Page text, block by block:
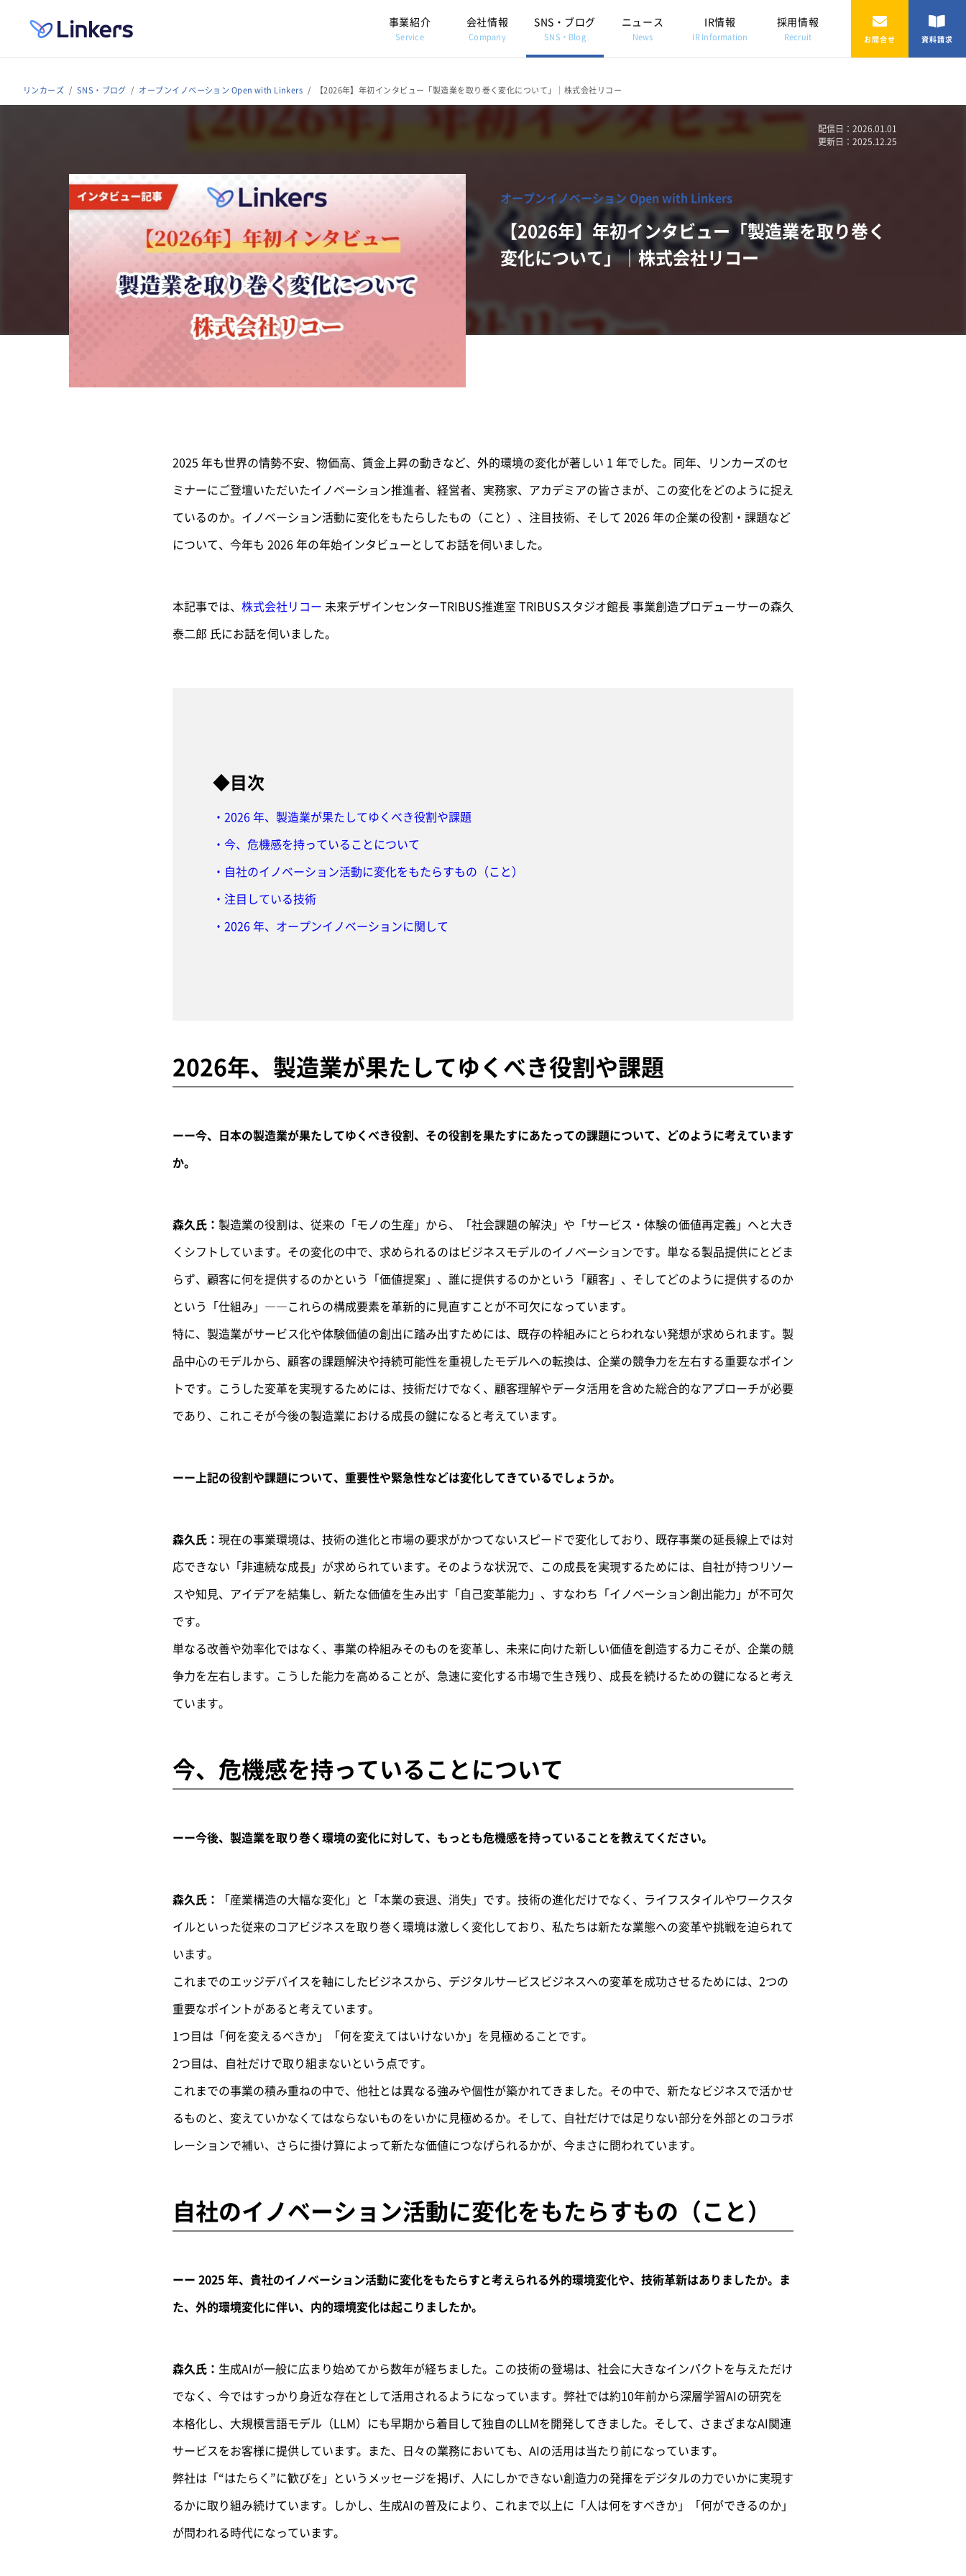
事業紹介
Service
会社情報
Company
SNS・ブログ
SNS・Blog
ニュース
News
IR情報
IR Information
採用情報
Recruit お問合せ 資料請求
リンカーズ SNS・ブログ オープンイノベーション Open with Linkers 【2026年】年初インタビュー「製造業を取り巻く変化について」｜株式会社リコー
配信日：2026.01.01
更新日：2025.12.25
オープンイノベーション Open with Linkers
【2026年】年初インタビュー「製造業を取り巻く
変化について」｜株式会社リコー
2025 年も世界の情勢不安、物価高、賃金上昇の動きなど、外的環境の変化が著しい 1 年でした。同年、リンカーズのセ
ミナーにご登壇いただいたイノベーション推進者、経営者、実務家、アカデミアの皆さまが、この変化をどのように捉え
ているのか。イノベーション活動に変化をもたらしたもの（こと）、注目技術、そして 2026 年の企業の役割・課題など
について、今年も 2026 年の年始インタビューとしてお話を伺いました。
本記事では、 株式会社リコー 未来デザインセンターTRIBUS推進室 TRIBUSスタジオ館長 事業創造プロデューサーの森久
泰二郎 氏にお話を伺いました。
◆目次
・2026 年、製造業が果たしてゆくべき役割や課題
・今、危機感を持っていることについて
・自社のイノベーション活動に変化をもたらすもの（こと）
・注目している技術
・2026 年、オープンイノベーションに関して
2026年、製造業が果たしてゆくべき役割や課題
ーー今、日本の製造業が果たしてゆくべき役割、その役割を果たすにあたっての課題について、どのように考えています
か。
森久氏： 製造業の役割は、従来の「モノの生産」から、「社会課題の解決」や「サービス・体験の価値再定義」へと大き
くシフトしています。その変化の中で、求められるのはビジネスモデルのイノベーションです。単なる製品提供にとどま
らず、顧客に何を提供するのかという「価値提案」、誰に提供するのかという「顧客」、そしてどのように提供するのか
という「仕組み」――これらの構成要素を革新的に見直すことが不可欠になっています。
特に、製造業がサービス化や体験価値の創出に踏み出すためには、既存の枠組みにとらわれない発想が求められます。製
品中心のモデルから、顧客の課題解決や持続可能性を重視したモデルへの転換は、企業の競争力を左右する重要なポイン
トです。こうした変革を実現するためには、技術だけでなく、顧客理解やデータ活用を含めた総合的なアプローチが必要
であり、これこそが今後の製造業における成長の鍵になると考えています。
ーー上記の役割や課題について、重要性や緊急性などは変化してきているでしょうか。
森久氏： 現在の事業環境は、技術の進化と市場の要求がかつてないスピードで変化しており、既存事業の延長線上では対
応できない「非連続な成長」が求められています。そのような状況で、この成長を実現するためには、自社が持つリソー
スや知見、アイデアを結集し、新たな価値を生み出す「自己変革能力」、すなわち「イノベーション創出能力」が不可欠
です。
単なる改善や効率化ではなく、事業の枠組みそのものを変革し、未来に向けた新しい価値を創造する力こそが、企業の競
争力を左右します。こうした能力を高めることが、急速に変化する市場で生き残り、成長を続けるための鍵になると考え
ています。
今、危機感を持っていることについて
ーー今後、製造業を取り巻く環境の変化に対して、もっとも危機感を持っていることを教えてください。
森久氏： 「産業構造の大幅な変化」と「本業の衰退、消失」です。技術の進化だけでなく、ライフスタイルやワークスタ
イルといった従来のコアビジネスを取り巻く環境は激しく変化しており、私たちは新たな業態への変革や挑戦を迫られて
います。
これまでのエッジデバイスを軸にしたビジネスから、デジタルサービスビジネスへの変革を成功させるためには、2つの
重要なポイントがあると考えています。
1つ目は「何を変えるべきか」「何を変えてはいけないか」を見極めることです。
2つ目は、自社だけで取り組まないという点です。
これまでの事業の積み重ねの中で、他社とは異なる強みや個性が築かれてきました。その中で、新たなビジネスで活かせ
るものと、変えていかなくてはならないものをいかに見極めるか。そして、自社だけでは足りない部分を外部とのコラボ
レーションで補い、さらに掛け算によって新たな価値につなげられるかが、今まさに問われています。
自社のイノベーション活動に変化をもたらすもの（こと）
ーー 2025 年、貴社のイノベーション活動に変化をもたらすと考えられる外的環境変化や、技術革新はありましたか。ま
た、外的環境変化に伴い、内的環境変化は起こりましたか。
森久氏： 生成AIが一般に広まり始めてから数年が経ちました。この技術の登場は、社会に大きなインパクトを与えただけ
でなく、今ではすっかり身近な存在として活用されるようになっています。弊社では約10年前から深層学習AIの研究を
本格化し、大規模言語モデル（LLM）にも早期から着目して独自のLLMを開発してきました。そして、さまざまなAI関連
サービスをお客様に提供しています。また、日々の業務においても、AIの活用は当たり前になっています。
弊社は「“はたらく”に歓びを」というメッセージを掲げ、人にしかできない創造力の発揮をデジタルの力でいかに実現す
るかに取り組み続けています。しかし、生成AIの普及により、これまで以上に「人は何をすべきか」「何ができるのか」
が問われる時代になっています。